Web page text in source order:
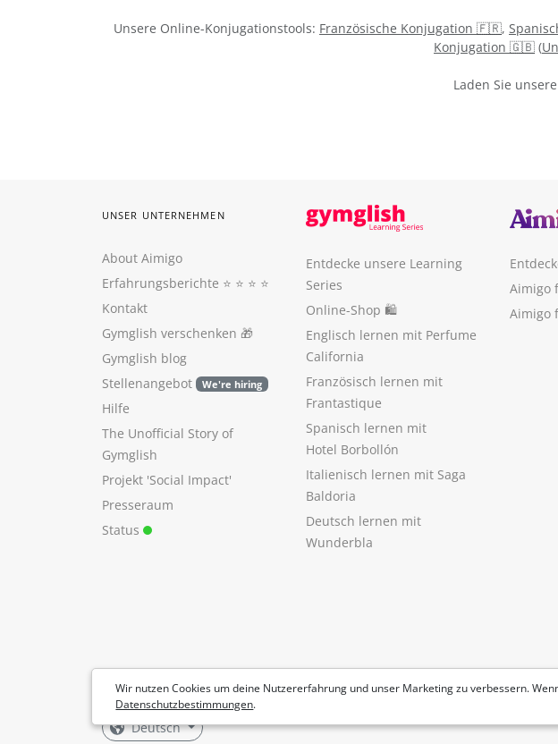
Unsere Online-Konjugationstools: Französische Konjugation 🇫🇷,
Konjugation 🇬🇧 (
Laden Sie
Wir nutzen Cookies um deine Nutzererfahrung und unser Marketing zu verbessern.
Datenschutzbestimmungen.
UNSER UNTERNEHMEN
About Aimigo
Erfahrungsberichte ⭐️ ⭐️ ⭐️ ⭐️
Kontakt
Gymglish verschenken 🎁
Gymglish blog
Stellenangebot
We're hiring
Hilfe
The Unofficial Story of
Gymglish
Projekt 'Social Impact'
Presseraum
Status
Entdecke unsere Learning
Series
Online-Shop 🛍
Englisch lernen mit Perfume
California
Französisch lernen mit
Frantastique
Spanisch lernen mit
Hotel Borbollón
Italienisch lernen mit Saga
Baldoria
Deutsch lernen mit
Wunderbla
Aimigo
Aimigo
Deutsch